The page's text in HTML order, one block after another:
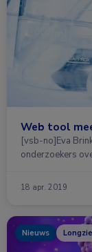
Web tool
[vsb-no]Eva
onderzoekers
18 apr. 2019
Nieuws